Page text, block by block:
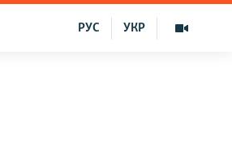
УКР
РУС